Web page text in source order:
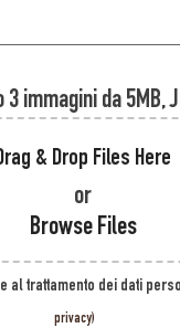
immagini da 5MB,
& Drop Files Here
or
Browse Files
al trattamento dei dati
privacy)